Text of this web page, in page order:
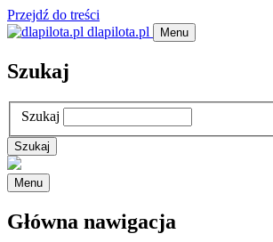
Przejdź do treści
dlapilota.pl
Menu
Szukaj
Szukaj
Menu
Główna nawigacja